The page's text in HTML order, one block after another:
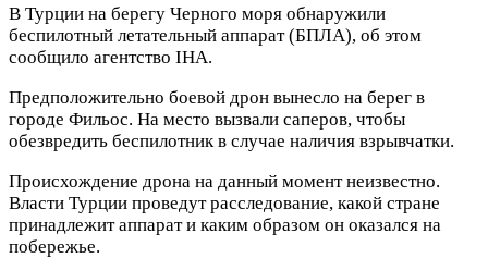
В Турции на берегу Черного моря обнаружили
беспилотный летательный аппарат (БПЛА), об этом
сообщило агентство IHA.
Предположительно боевой дрон вынесло на берег в
городе Фильос. На место вызвали саперов, чтобы
обезвредить беспилотник в случае наличия взрывчатки.
Происхождение дрона на данный момент неизвестно.
Власти Турции проведут расследование, какой стране
принадлежит аппарат и каким образом он оказался на
побережье.